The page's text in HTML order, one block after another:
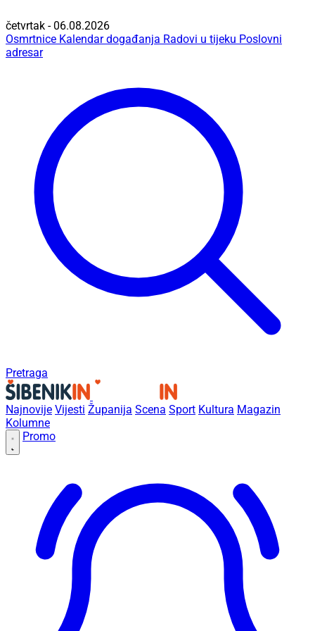
četvrtak - 06.08.2026
Osmrtnice Kalendar događanja Radovi u tijeku Poslovni
adresar
Pretraga
Najnovije Vijesti Županija Scena Sport Kultura Magazin
Kolumne
Promo